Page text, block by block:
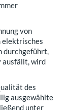
von
elektrisches
durchgeführt,
ausfällt, wird
des
ausgewählte
unter